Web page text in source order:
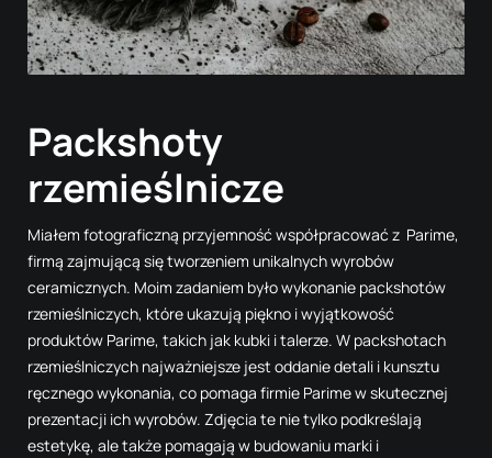
Packshoty
rzemieślnicze
Miałem fotograficzną przyjemność współpracować z Parime,
firmą zajmującą się tworzeniem unikalnych wyrobów
ceramicznych. Moim zadaniem było wykonanie packshotów
rzemieślniczych, które ukazują piękno i wyjątkowość
produktów Parime, takich jak kubki i talerze. W packshotach
rzemieślniczych najważniejsze jest oddanie detali i kunsztu
ręcznego wykonania, co pomaga firmie Parime w skutecznej
prezentacji ich wyrobów. Zdjęcia te nie tylko podkreślają
estetykę, ale także pomagają w budowaniu marki i